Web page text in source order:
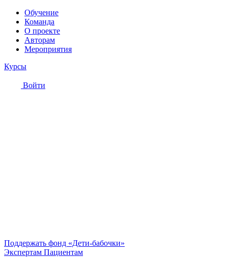
Обучение
Команда
О проекте
Авторам
Мероприятия
Курсы
Войти
Поддержать фонд «Дети-бабочки»
Экспертам Пациентам